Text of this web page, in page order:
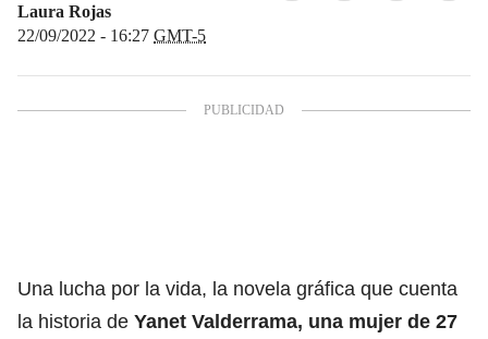
Laura Rojas
22/09/2022 - 16:27 GMT-5
Una lucha por la vida, la novela gráfica que cuenta
la historia de Yanet Valderrama, una mujer de 27